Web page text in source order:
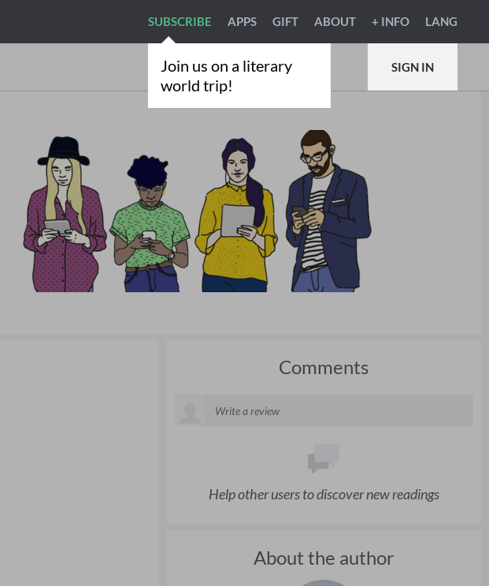
Join us on a literary
world trip!
SUBSCRIBE APPS GIFT ABOUT + INFO LANG
SIGN IN
Comments
Help other users to discover new readings
About the author